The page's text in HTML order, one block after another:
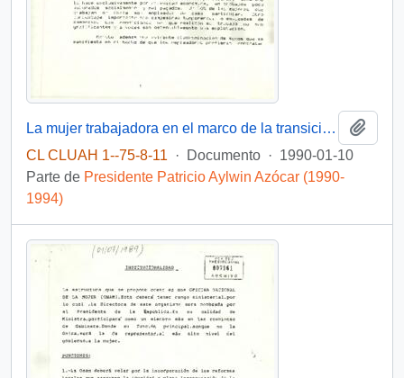
La mujer trabajadora en el marco de la transición hacia la democracia.
CL CLUAH 1--75-8-11
· Documento · 1990-01-10
Parte de Presidente Patricio Aylwin Azócar (1990-
1994)